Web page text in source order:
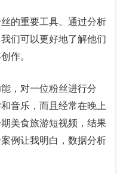
的重要工具。通过分析
们可以更好地了解他们
作。
，对一位粉丝进行分
音乐，而且经常在晚上
美食旅游短视频，结果
例让我明白，数据分析